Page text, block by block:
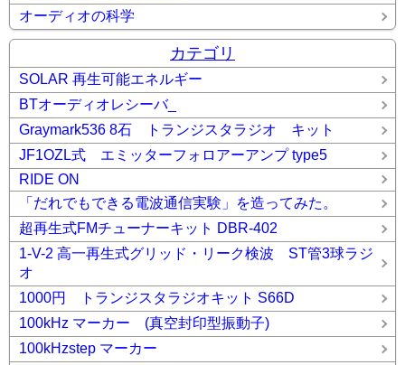
オーディオの科学
カテゴリ
SOLAR 再生可能エネルギー
BTオーディオレシーバ_
Graymark536 8石 トランジスタラジオ キット
JF1OZL式 エミッターフォロアーアンプ type5
RIDE ON
「だれでもできる電波通信実験」を造ってみた。
超再生式FMチューナーキット DBR-402
1-V-2 高一再生式グリッド・リーク検波 ST管3球ラジ
オ
1000円 トランジスタラジオキット S66D
100kHz マーカー (真空封印型振動子)
100kHzstep マーカー